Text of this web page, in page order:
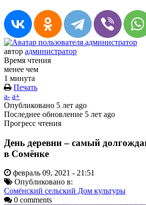
автор администратор
Время чтения
менее чем
1 минута
Печать
a- a+
Опубликовано 5 лет ago
Последнее обновление 5 лет ago
Прогресс чтения
День деревни – самый
в Сомёнке
февраль 09, 2021 - 21:51
Опубликовано в:
Сомёнский сельский Дом культуры
0 comments